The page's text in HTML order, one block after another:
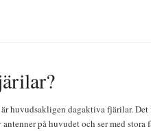
är huvudsakligen dagaktiva fjärilar. Det
på huvudet och ser med